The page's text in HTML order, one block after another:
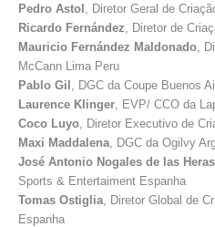
Pedro Astol , Diretor Geral de
Ricardo Fernández , Diretor de
Mauricio Fernández Maldonado ,
McCann Lima Peru
Pablo Gil , DGC da Coupe Buenos
Laurence Klinger , EVP/ CCO da
Coco Luyo , Diretor Executivo de
Maxi Maddalena , DGC da Ogilvy
José Antonio Nogales de las Heras
Sports & Entertaiment Espanha
Tomas Ostiglia , Diretor Global de
Espanha